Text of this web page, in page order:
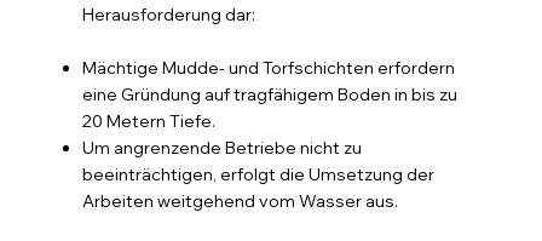
Herausforderung dar:
Mächtige Mudde- und Torfschichten erfordern
eine Gründung auf tragfähigem Boden in bis zu
20 Metern Tiefe.
Um angrenzende Betriebe nicht zu
beeinträchtigen, erfolgt die Umsetzung der
Arbeiten weitgehend vom Wasser aus.